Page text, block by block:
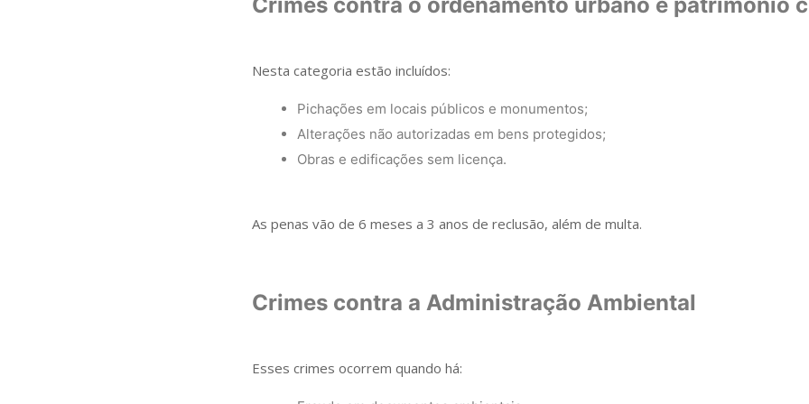
Nesta categoria estão incluídos:
Pichações em locais públicos e monumentos;
Alterações não autorizadas em bens protegidos;
Obras e edificações sem licença.
As penas vão de 6 meses a 3 anos de reclusão, além de multa.
Crimes contra a Administração Ambiental
Esses crimes ocorrem quando há: